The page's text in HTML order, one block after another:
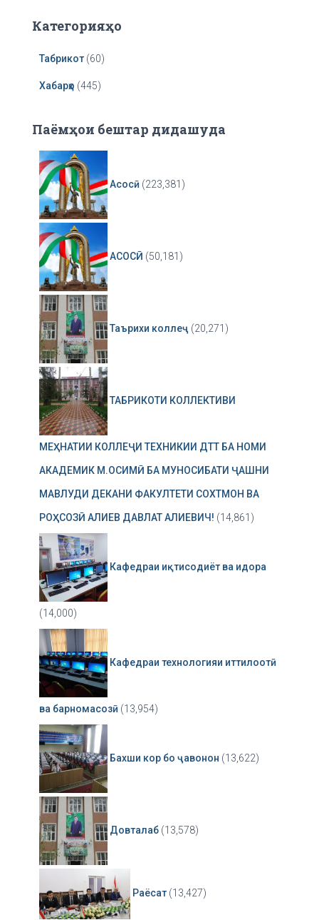
Категорияҳо
Табрикот (60)
Хабарҳо (445)
Паёмҳои бештар дидашуда
Асосӣ (223,381)
АСОСӢ (50,181)
Таърихи коллеҷ (20,271)
ТАБРИКОТИ КОЛЛЕКТИВИ
МЕҲНАТИИ КОЛЛЕҶИ ТЕХНИКИИ ДТТ БА НОМИ
АКАДЕМИК М.ОСИМӢ БА МУНОСИБАТИ ҶАШНИ
МАВЛУДИ ДЕКАНИ ФАКУЛТЕТИ СОХТМОН ВА
РОҲСОЗӢ АЛИЕВ ДАВЛАТ АЛИЕВИЧ! (14,861)
Кафедраи иқтисодиёт ва идора
(14,000)
Кафедраи технологияи иттилоотӣ
ва барномасозӣ (13,954)
Бахши кор бо ҷавонон (13,622)
Довталаб (13,578)
Раёсат (13,427)